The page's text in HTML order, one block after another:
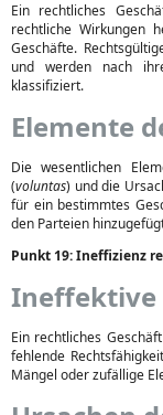
Ein rechtliches
rechtliche Wirkungen
Geschäfte.
und werden nach
klassifiziert.
Elemente
Die wesentlichen
(voluntas) und die
für ein bestimmtes
den Parteien
Punkt 19: Ineffizienz
Ineffektive
Ein rechtliches
fehlende
Mängel oder zufällige